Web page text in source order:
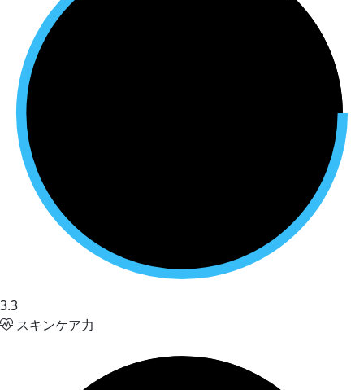
3.3
スキンケア力